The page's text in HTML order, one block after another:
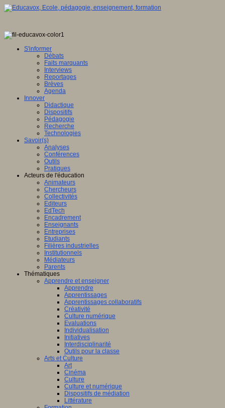
S'informer
Débats
Faits marquants
Interviews
Reportages
Brèves
Agenda
Innover
Didactique
Dispositifs
Pédagogie
Recherche
Technologies
Savoir(s)
Analyses
Conférences
Outils
Pratiques
Acteurs de l'éducation
Animateurs
Chercheurs
Collectivités
Editeurs
EdTech
Encadrement
Enseignants
Entreprises
Etudiants
Filières industrielles
Institutionnels
Médiateurs
Parents
Thématiques
Apprendre et enseigner
Apprendre
Apprentissages
Apprentissages collaboratifs
Créativité
Culture numérique
Evaluations
Individualisation
Initiatives
Interdisciplinarité
Outils pour la classe
Arts et Culture
Art
Cinéma
Culture
Culture et numérique
Dispositifs de médiation
Littérature